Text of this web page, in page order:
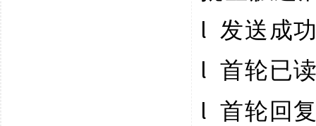
l 发送成
l 首轮已
l 首轮回